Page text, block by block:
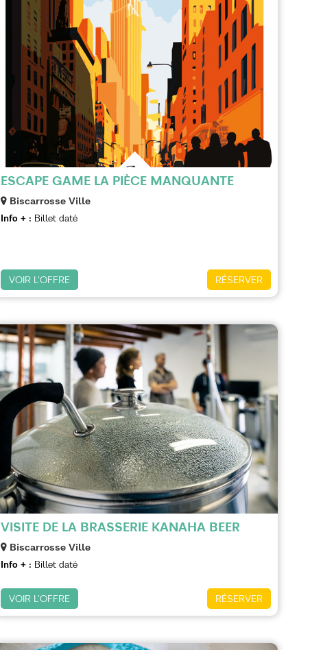
ESCAPE GAME LA PIÈCE MANQUANTE
Biscarrosse Ville
Info + : Billet daté
RÉSERVER
VOIR L'OFFRE
VISITE DE LA BRASSERIE KANAHA BEER
Biscarrosse Ville
Info + : Billet daté
RÉSERVER
VOIR L'OFFRE